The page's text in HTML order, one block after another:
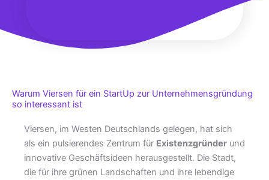
Warum Viersen für ein StartUp zur Unternehmensgründung
so interessant ist
Viersen, im Westen Deutschlands gelegen, hat sich
als ein pulsierendes Zentrum für Existenzgründer und
innovative Geschäftsideen herausgestellt. Die Stadt,
die für ihre grünen Landschaften und ihre lebendige